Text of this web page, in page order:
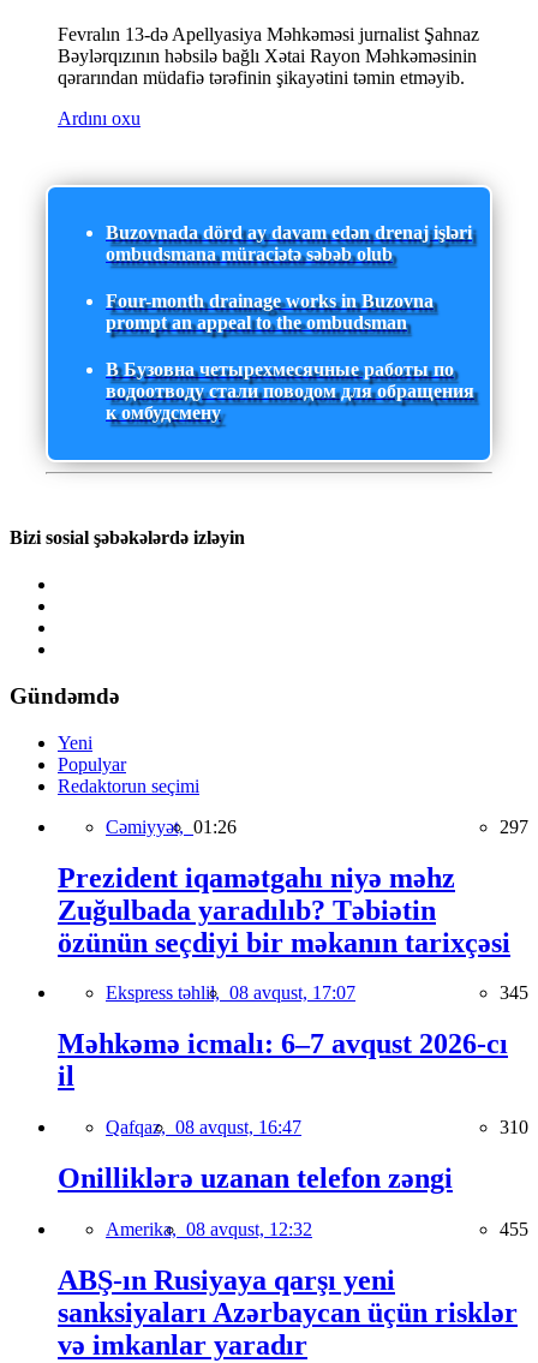
Fevralın 13-də Apellyasiya Məhkəməsi jurnalist Şahnaz
Bəylərqızının həbsilə bağlı Xətai Rayon Məhkəməsinin
qərarından müdafiə tərəfinin şikayətini təmin etməyib.
Ardını oxu
Buzovnada dörd ay davam edən drenaj işləri
ombudsmana müraciətə səbəb olub
Four-month drainage works in Buzovna
prompt an appeal to the ombudsman
В Бузовна четырехмесячные работы по
водоотводу стали поводом для обращения
к омбудсмену
Bizi sosial şəbəkələrdə izləyin
Gündəmdə
Yeni
Populyar
Redaktorun seçimi
Cəmiyyət, 01:26 297
Prezident iqamətgahı niyə məhz
Zuğulbada yaradılıb? Təbiətin
özünün seçdiyi bir məkanın tarixçəsi
Ekspress təhlil, 08 avqust, 17:07 345
Məhkəmə icmalı: 6–7 avqust 2026-cı
il
Qafqaz, 08 avqust, 16:47 310
Onilliklərə uzanan telefon zəngi
Amerika, 08 avqust, 12:32 455
ABŞ-ın Rusiyaya qarşı yeni
sanksiyaları Azərbaycan üçün risklər
və imkanlar yaradır